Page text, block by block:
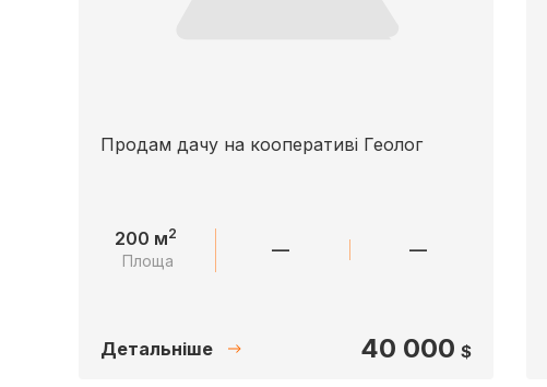
Продам дачу на кооперативі Геолог
200 м2
Площа — —
Детальніше 40 000 $